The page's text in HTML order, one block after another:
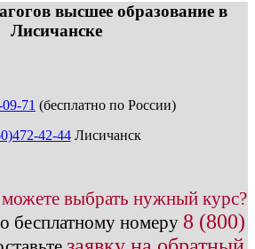
высшее образование в
Лисичанске
71 (бесплатно по России)
42-44Лисичанск
выбрать нужный курс?
бесплатному номеру 8 (800)